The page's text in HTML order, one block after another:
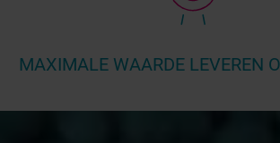
MAXIMALE WAARDE LEVEREN